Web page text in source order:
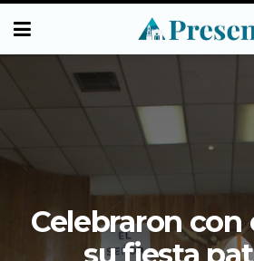
Celebraron con